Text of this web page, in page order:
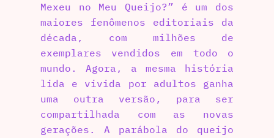
Mexeu no Meu Queijo?” é um dos
maiores fenômenos editoriais da
década, com milhões de
exemplares vendidos em todo o
mundo. Agora, a mesma história
lida e vivida por adultos ganha
uma outra versão, para ser
compartilhada com as novas
gerações. A parábola do queijo